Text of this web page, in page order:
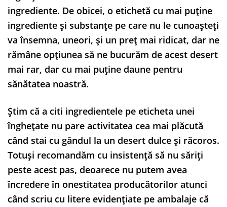
ingrediente. De obicei, o etichetă cu mai puține
ingrediente și substanțe pe care nu le cunoașteți
va însemna, uneori, și un preț mai ridicat, dar ne
rămâne opțiunea să ne bucurăm de acest desert
mai rar, dar cu mai puține daune pentru
sănătatea noastră.
Știm că a citi ingredientele pe eticheta unei
înghețate nu pare activitatea cea mai plăcută
când stai cu gândul la un desert dulce și răcoros.
Totuși recomandăm cu insistență să nu săriți
peste acest pas, deoarece nu putem avea
încredere în onestitatea producătorilor atunci
când scriu cu litere evidențiate pe ambalaje că